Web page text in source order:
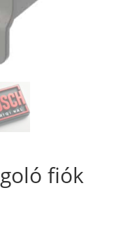
fiók